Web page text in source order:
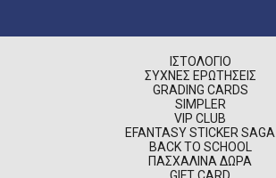
ΙΣΤΟΛΌΓΙΟ
ΣΥΧΝΈΣ ΕΡΩΤΉΣΕΙΣ
GRADING CARDS
SIMPLER
VIP CLUB
EFANTASY STICKER SAGA
BACK TO SCHOOL
ΠΑΣΧΑΛΙΝΆ ΔΏΡΑ